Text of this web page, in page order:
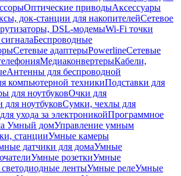
Оптические приводыАксессуары
док-станции для накопителейСетевое
DSL-модемыWi-Fi точки
Беспроводные
Сетевые адаптерыPowerlineСетевые
МедиаконвертерыКабели,
Антенны для беспроводной
компьютерной техникиПодставки для
для ноутбуковОчки для
для ноутбуковСумки, чехлы для
ухода за электроникойПрограммное
Умный домУправление умным
станцииУмные камеры
датчики для домаУмные
Умные розеткиУмные
лентыУмные релеУмные